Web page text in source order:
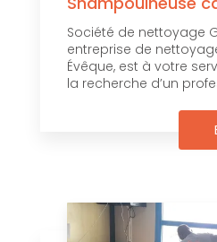
Société de nettoyage
entreprise de
Évêque, est à votre
la recherche d’un